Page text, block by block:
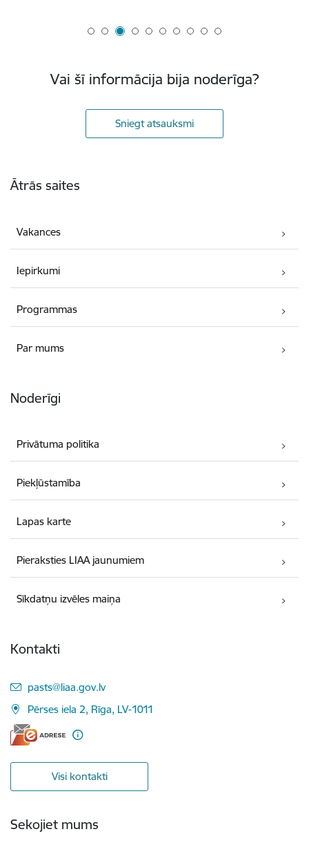
Vai šī informācija bija noderīga?
Sniegt atsauksmi
Ātrās saites
Vakances
Iepirkumi
Programmas
Par mums
Noderīgi
Privātuma politika
Piekļūstamība
Lapas karte
Pieraksties LIAA jaunumiem
Sīkdatņu izvēles maiņa
Kontakti
E-pasts:
pasts@liaa.gov.lv
Pērses iela 2, Rīga, LV-1011
Visi kontakti
Sekojiet mums